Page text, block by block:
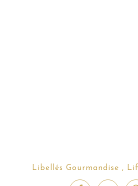
Libellés Gourmandise ,